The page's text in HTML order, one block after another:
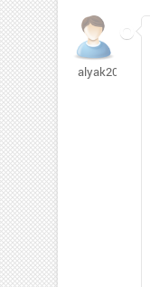
alyak2007187